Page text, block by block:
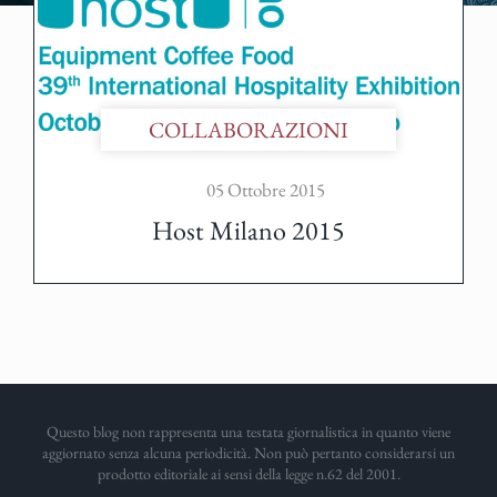
COLLABORAZIONI
05 Ottobre 2015
Host Milano 2015
Questo blog non rappresenta una testata giornalistica in quanto viene
aggiornato senza alcuna periodicità. Non può pertanto considerarsi un
prodotto editoriale ai sensi della legge n.62 del 2001.